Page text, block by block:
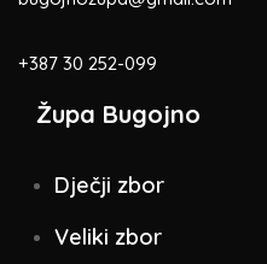
+387 30 252-099
Župa Bugojno
Dječji zbor
Veliki zbor